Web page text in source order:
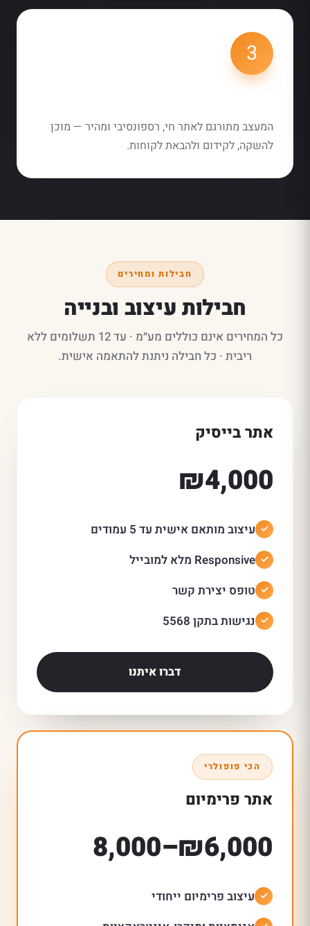
3
המעצב מתורגם לאתר חי, רספונסיבי ומהיר — מוכן
להשקה, לקידום ולהבאת לקוחות.
חבילות ומחירים
חבילות עיצוב ובנייה
כל המחירים אינם כוללים מע״מ · עד 12 תשלומים ללא
ריבית · כל חבילה ניתנת להתאמה אישית.
אתר בייסיק
₪4,000
עיצוב מותאם אישית עד 5 עמודים
Responsive מלא למובייל
טופס יצירת קשר
נגישות בתקן 5568
דברו איתנו
הכי פופולרי
אתר פרימיום
₪6,000–8,000
עיצוב פרימיום ייחודי